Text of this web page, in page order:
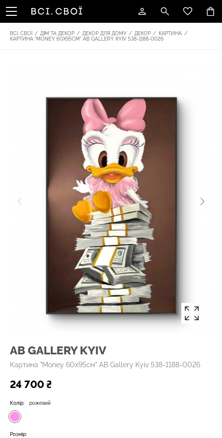
ВСІ. СВОЇ / ДІМ ТА ДЕКОР / ДЕКОР ДЛЯ ДОМУ / ДЕКОР / КАРТИНА /
КАРТИНА "MONEY 60Х95СМ" AB GALLERY KYIV 538-1188-0026
AB GALLERY KYIV
Картина "Money 60х95см" AB Gallery Kyiv 538-1188-0026
24 700 ₴
Колір: рожевий
Розмір: